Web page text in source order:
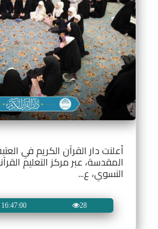
أعلنت دار القرآن الكريم في
المقدسة، عبر مركز التعليم
النسوي، ع...
28